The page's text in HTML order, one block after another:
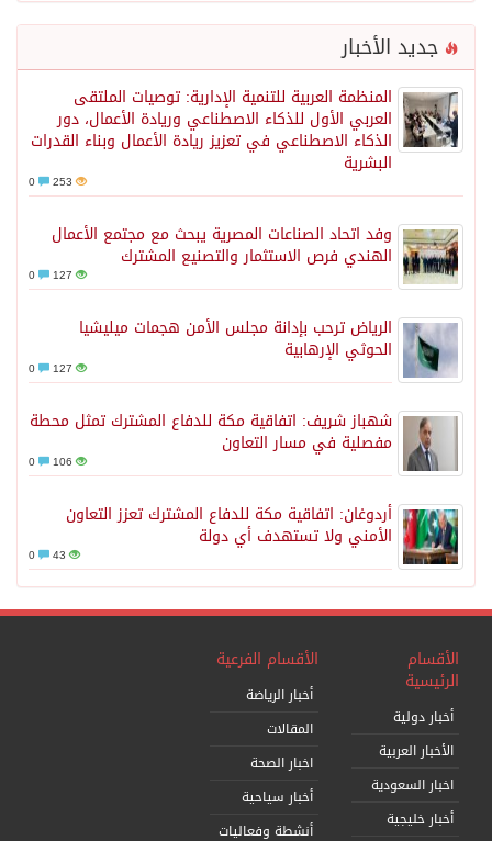
جديد الأخبار
المنظمة العربية للتنمية الإدارية: توصيات الملتقى
العربي الأول للذكاء الاصطناعي وريادة الأعمال، دور
الذكاء الاصطناعي في تعزيز ريادة الأعمال وبناء القدرات
البشرية
253
وفد اتحاد الصناعات المصرية يبحث مع مجتمع الأعمال
الهندي فرص الاستثمار والتصنيع المشترك
127
الرياض ترحب بإدانة مجلس الأمن هجمات ميليشيا
الحوثي الإرهابية
127
شهباز شريف: اتفاقية مكة للدفاع المشترك تمثل محطة
مفصلية في مسار التعاون
106
أردوغان: اتفاقية مكة للدفاع المشترك تعزز التعاون
الأمني ولا تستهدف أي دولة
43
الأقسام
الرئيسية
أخبار دولية
الأخبار العربية
اخبار السعودية
أخبار خليجية
الأقسام الفرعية
أخبار الرياضة
المقالات
اخبار الصحة
أخبار سياحية
أنشطة وفعاليات